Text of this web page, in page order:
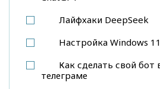
Лайфхаки DeepSeek
Настройка Windows 11
Как сделать свой бот
телеграме